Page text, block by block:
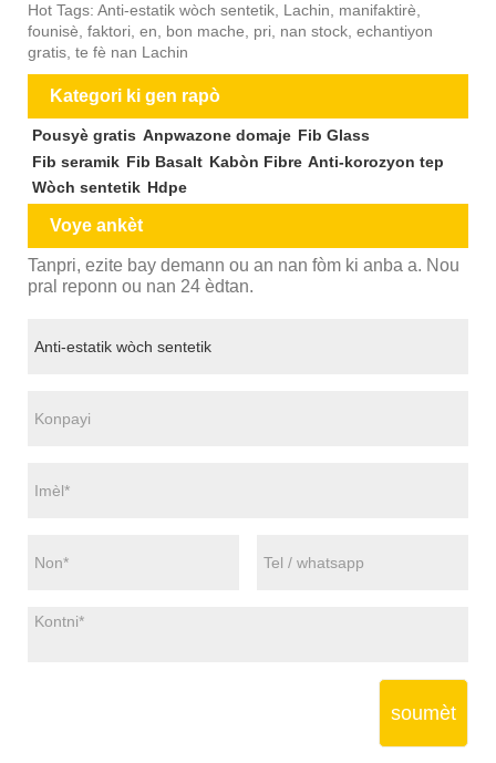
Hot Tags: Anti-estatik wòch sentetik, Lachin, manifaktirè,
founisè, faktori, en, bon mache, pri, nan stock, echantiyon
gratis, te fè nan Lachin
Kategori ki gen rapò
Pousyè gratis Anpwazone domaje Fib Glass
Fib seramik Fib Basalt Kabòn Fibre Anti-korozyon tep
Wòch sentetik Hdpe
Voye ankèt
Tanpri, ezite bay demann ou an nan fòm ki anba a. Nou
pral reponn ou nan 24 èdtan.
soumèt